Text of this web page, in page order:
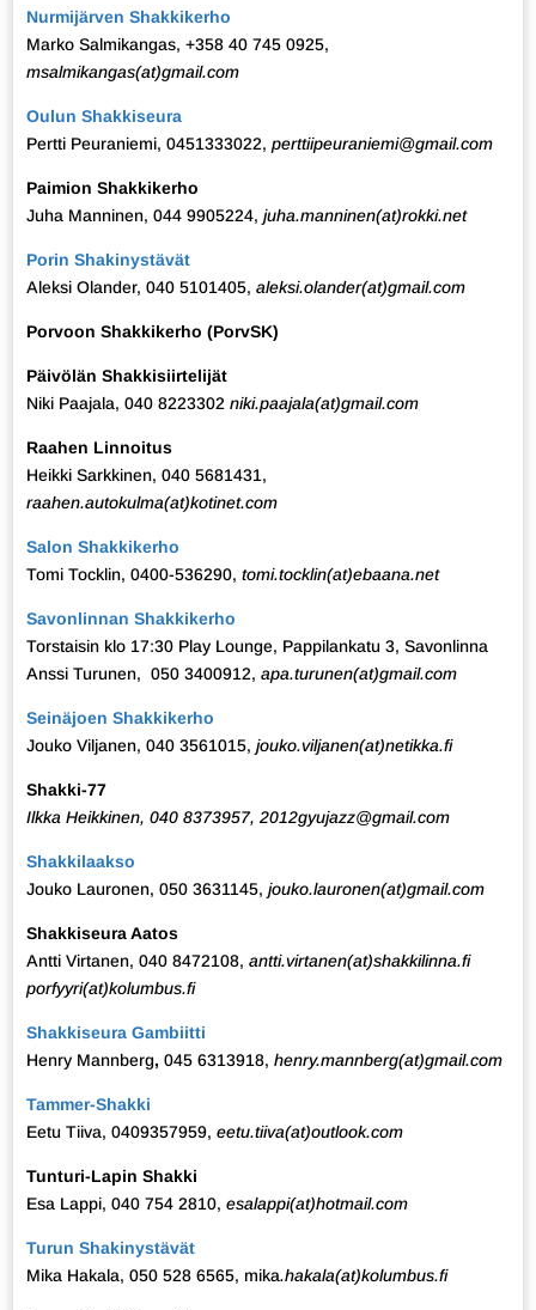
Nurmijärven Shakkikerho
Marko Salmikangas, +358 40 745 0925,
msalmikangas(at)gmail.com
Oulun Shakkiseura
Pertti Peuraniemi, 0451333022, perttiipeuraniemi@gmail.com
Paimion Shakkikerho
Juha Manninen, 044 9905224, juha.manninen(at)rokki.net
Porin Shakinystävät
Aleksi Olander, 040 5101405, aleksi.olander(at)gmail.com
Porvoon Shakkikerho (PorvSK)
Päivölän Shakkisiirtelijät
Niki Paajala, 040 8223302 niki.paajala(at)gmail.com
Raahen Linnoitus
Heikki Sarkkinen, 040 5681431,
raahen.autokulma(at)kotinet.com
Salon Shakkikerho
Tomi Tocklin, 0400-536290, tomi.tocklin(at)ebaana.net
Savonlinnan Shakkikerho
Torstaisin klo 17:30 Play Lounge, Pappilankatu 3, Savonlinna
Anssi Turunen, 050 3400912, apa.turunen(at)gmail.com
Seinäjoen Shakkikerho
Jouko Viljanen, 040 3561015, jouko.viljanen(at)netikka.fi
Shakki-77
Ilkka Heikkinen, 040 8373957, 2012gyujazz@gmail.com
Shakkilaakso
Jouko Lauronen, 050 3631145, jouko.lauronen(at)gmail.com
Shakkiseura Aatos
Antti Virtanen, 040 8472108, antti.virtanen(at)shakkilinna.fi
porfyyri(at)kolumbus.fi
Shakkiseura Gambiitti
Henry Mannberg, 045 6313918, henry.mannberg(at)gmail.com
Tammer-Shakki
Eetu Tiiva, 0409357959, eetu.tiiva(at)outlook.com
Tunturi-Lapin Shakki
Esa Lappi, 040 754 2810, esalappi(at)hotmail.com
Turun Shakinystävät
Mika Hakala, 050 528 6565, mika.hakala(at)kolumbus.fi